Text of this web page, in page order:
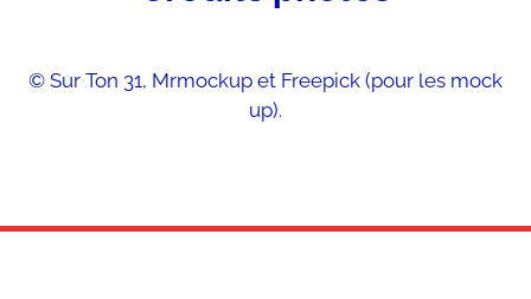
© Sur Ton 31, Mrmockup et Freepick (pour les mock
up).